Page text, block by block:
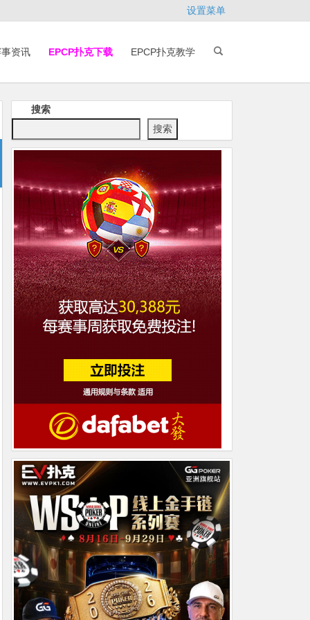
设置菜单
资讯 EPCP扑克下载 EPCP扑克教学
搜索
搜索